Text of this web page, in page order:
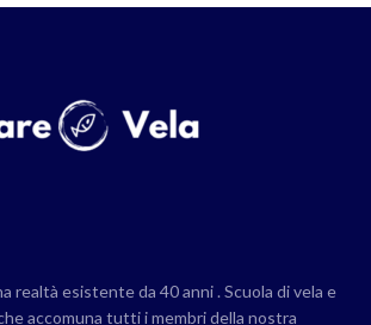
realtà esistente da 40 anni . Scuola di vela e
accomuna tutti i membri della nostra